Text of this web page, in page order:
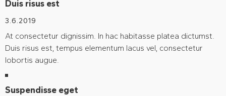
Duis risus est
3.6.2019
At consectetur dignissim. In hac habitasse platea dictumst.
Duis risus est, tempus elementum lacus vel, consectetur
lobortis augue.
Suspendisse eget